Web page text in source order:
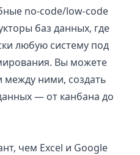
no-code/low-code
баз данных, где
любую систему под
Вы можете
между ними, создать
— от канбана до
чем Excel и Google